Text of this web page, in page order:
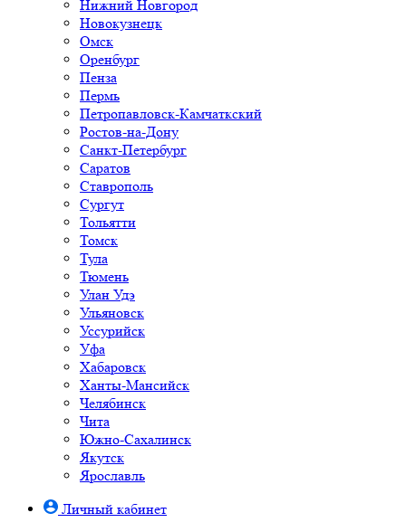
Нижний Новгород
Новокузнецк
Омск
Оренбург
Пенза
Пермь
Петропавловск-Камчаткский
Ростов-на-Дону
Санкт-Петербург
Саратов
Ставрополь
Сургут
Тольятти
Томск
Тула
Тюмень
Улан Удэ
Ульяновск
Уссурийск
Уфа
Хабаровск
Ханты-Мансийск
Челябинск
Чита
Южно-Cахалинск
Якутск
Ярославль
Личный кабинет